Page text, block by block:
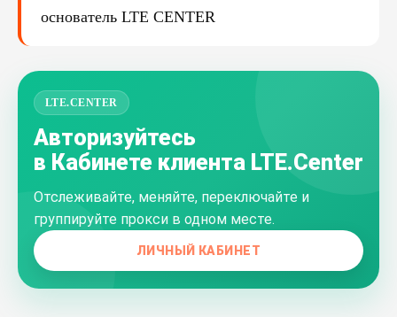
основатель LTE CENTER
LTE.CENTER
Авторизуйтесь
в Кабинете клиента LTE.Center
Отслеживайте, меняйте, переключайте и
группируйте прокси в одном месте.
ЛИЧНЫЙ КАБИНЕТ